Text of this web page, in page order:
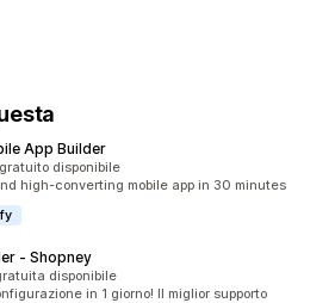
App Builder
disponibile
high-converting mobile app in 30 minutes
‑ Shopney
disponibile
in 1 giorno! Il miglior supporto